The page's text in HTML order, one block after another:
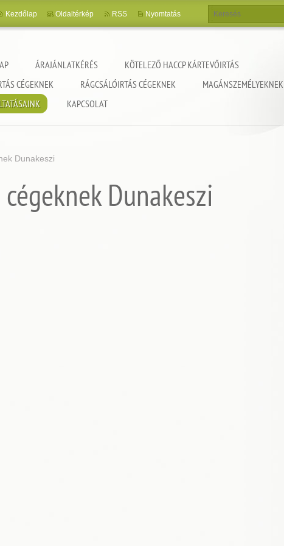
ÁRAJÁNLATKÉRÉS
KÖTELEZŐ HACCP KÁRTEVŐIRTÁS
CÉGEKNEK
RÁGCSÁLÓIRTÁS CÉGEKNEK
MAGÁNSZEMÉLYEKNEK
KAPCSOLAT
Kezdőlap Oldaltérkép RSS Nyomtatás
Dunakeszi
Dunakeszi